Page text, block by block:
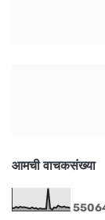
आमची वाचकसंख्या
5506